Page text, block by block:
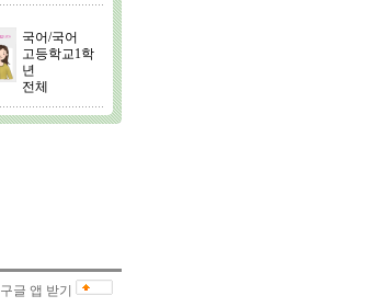
국어/국어
고등학교1학
년
전체
구글 앱 받기